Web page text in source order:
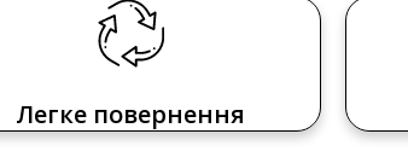
Легке повернення